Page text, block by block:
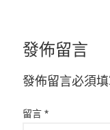
發佈留言
發佈留言必須
留言 *